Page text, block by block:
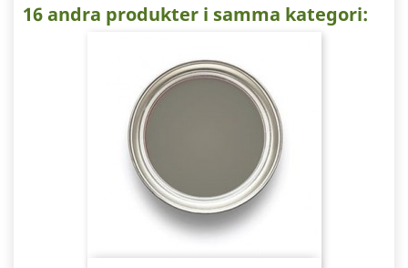
16 andra produkter i samma kategori: